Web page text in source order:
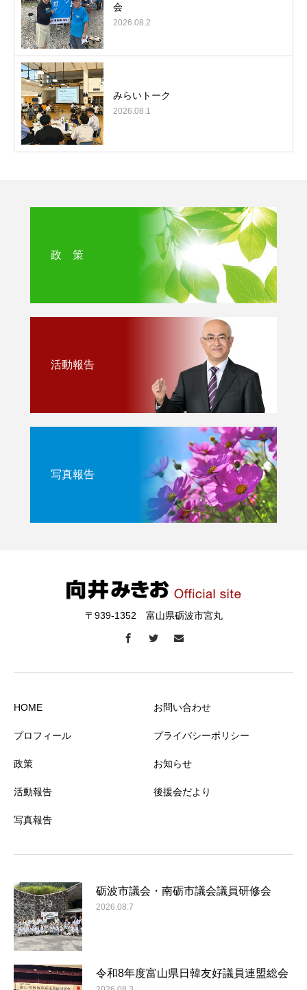
会
2026.08.2
みらいトーク
2026.08.1
政 策
活動報告
写真報告
〒939-1352 富山県砺波市宮丸
HOME
プロフィール
政策
活動報告
写真報告
お問い合わせ
プライバシーポリシー
お知らせ
後援会だより
砺波市議会・南砺市議会議員研修会
2026.08.7
令和8年度富山県日韓友好議員連盟総会